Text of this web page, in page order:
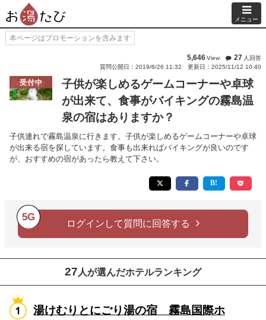
メニュー
本ページはプロモーションを含みます
5,646View 27 人回答
質問公開日：2019/6/26 11:32
更新日：2025/11/12 10:40
受付中
子供が楽しめるゲームコーナーや卓球
が出来て、食事がバイキングの霧島温
泉の宿はありますか？
子供連れで霧島温泉に行きます。子供が楽しめるゲームコーナーや卓球
が出来る宿を探しています。食事も出来ればバイキングが良いのです
が、おすすめの宿があったら教えて下さい。
5G
ログインして質問に回答する
27 人が選んだホテルランキング
湯けむりとにごり湯の宿 霧島国際ホ